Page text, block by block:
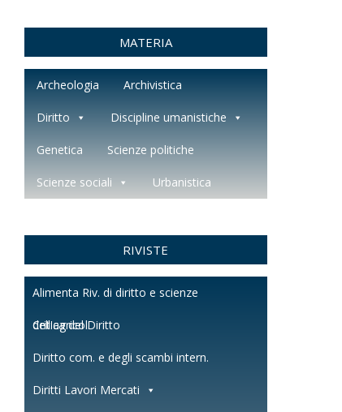
MATERIA
Archeologia Archivistica
Diritto Discipline umanistiche
Genetica Scienze politiche
Scienze sociali Urbanistica
RIVISTE
Alimenta Riv. di diritto e scienze
dell'agricol.
Critica del Diritto
Diritto com. e degli scambi intern.
Diritti Lavori Mercati